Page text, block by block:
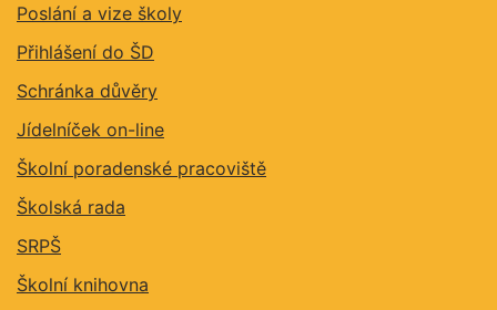
Poslání a vize školy
Přihlášení do ŠD
Schránka důvěry
Jídelníček on-line
Školní poradenské pracoviště
Školská rada
SRPŠ
Školní knihovna